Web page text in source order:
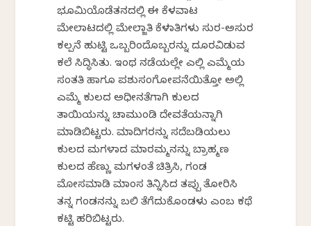
ಭೂಮಿಯೊಡೆತನದಲ್ಲಿ ಈ ಕೆಳವಾಟ
ಮೇಲಾಟದಲ್ಲಿ ಮೇಲ್ಜಾತಿ ಕೆಳಜಾತಿಗಳು ಸುರ-ಅಸುರ
ಕಲ್ಪನೆ ಹುಟ್ಟಿ ಒಬ್ಬರಿಂದೊಬ್ಬರನ್ನು ದೂರವಿಡುವ
ಕಲೆ ಸಿದ್ಧಿಸಿತು. ಇಂಥ ನಡೆಯಲ್ಲೇ ಎಲ್ಲಿ ಎಮ್ಮೆಯ
ಸಂತತಿ ಹಾಗೂ ಪಶುಸಂಗೋಪನೆಯಿತ್ತೋ ಅಲ್ಲಿ
ಎಮ್ಮೆ ಕುಲದ ಅಧೀನತೆಗಾಗಿ ಕುಲದ
ತಾಯಿಯನ್ನು ಚಾಮುಂಡಿ ದೇವತೆಯನ್ನಾಗಿ
ಮಾಡಿಬಿಟ್ಟರು. ಮಾದಿಗರನ್ನು ಸದೆಬಡಿಯಲು
ಕುಲದ ಮಗಳಾದ ಮಾರಮ್ಮನನ್ನು ಬ್ರಾಹ್ಮಣ
ಕುಲದ ಹೆಣ್ಣು ಮಗಳಂತೆ ಚಿತ್ರಿಸಿ, ಗಂಡ
ಮೋಸಮಾಡಿ ಮಾಂಸ ತಿನ್ನಿಸಿದ ತಪ್ಪು ತೋರಿಸಿ
ತನ್ನ ಗಂಡನನ್ನು ಬಲಿ ತೆಗೆದುಕೊಂಡಳು ಎಂಬ ಕಥೆ
ಕಟ್ಟಿ ಹರಿಬಿಟ್ಟರು.